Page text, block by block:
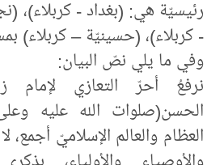
رئيسيّة هي: (بغداد - كربلاء)،
- كربلاء)، (حسينيّة – كربلاء)
وفي ما يلي نصّ البيان:
نرفعُ أحرّ التعازي لإمام
الحسن(صلوات الله عليه وعلى
العظام والعالم الإسلاميّ أجمع،